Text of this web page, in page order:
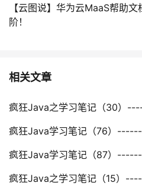
【云图说】华为云MaaS帮助
阶！
相关文章
疯狂Java之学习笔记（30）
疯狂Java学习笔记（76）
疯狂Java学习笔记（87）
疯狂Java之学习笔记（15）